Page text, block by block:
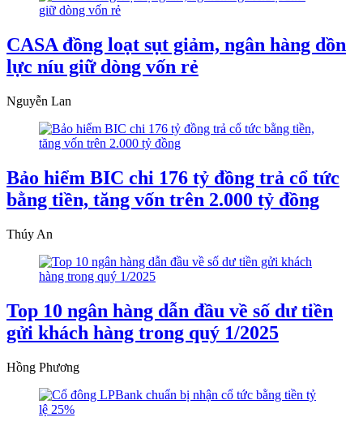
CASA đồng loạt sụt giảm, ngân hàng dồn
lực níu giữ dòng vốn rẻ
Nguyễn Lan
Bảo hiểm BIC chi 176 tỷ đồng trả cổ tức
bằng tiền, tăng vốn trên 2.000 tỷ đồng
Thúy An
Top 10 ngân hàng dẫn đầu về số dư tiền
gửi khách hàng trong quý 1/2025
Hồng Phương